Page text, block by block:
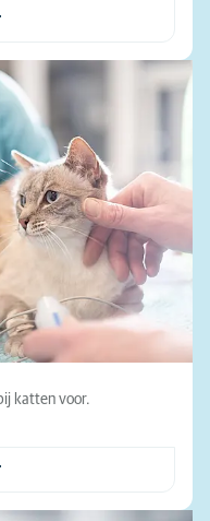
katten voor.